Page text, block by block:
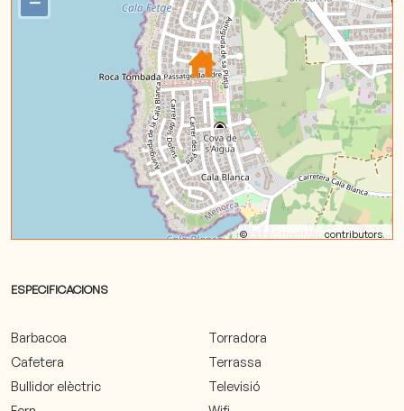
©OpenStreetMap contributors.
ESPECIFICACIONS
Barbacoa
Cafetera
Bullidor elèctric
Torradora
Terrassa
Televisió